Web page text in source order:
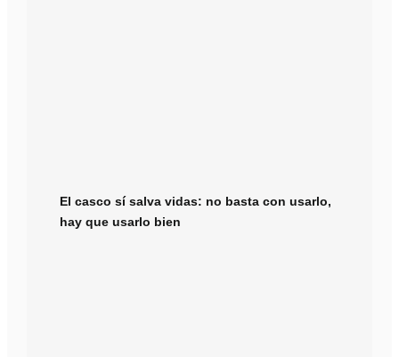
El casco sí salva vidas: no basta con usarlo,
hay que usarlo bien